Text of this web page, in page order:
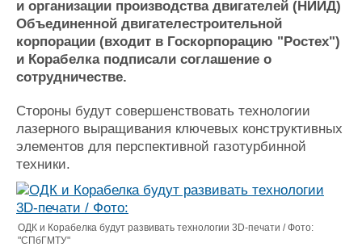
Пульс
Новости
Компании
Репутация
Крюинг
Журнал
Реклама
Доска объявлений
Продажа флота
Оборудование
Услуги
Конференции
Выставки и семинары
Личности
Флот
и организации производства двигателей (НИИД)
Объединенной двигателестроительной
корпорации (входит в Госкорпорацию "Ростех")
и Корабелка подписали соглашение о
сотрудничестве.
Стороны будут совершенствовать технологии
лазерного выращивания ключевых конструктивных
элементов для перспективной газотурбинной
техники.
ОДК и Корабелка будут развивать технологии 3D-печати / Фото:
"СПбГМТУ"